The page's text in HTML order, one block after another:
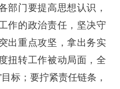
部门要提高思想认识，
作的政治责任，坚决守
出重点攻坚，拿出务实
扭转工作被动局面，全
标；要拧紧责任链条，